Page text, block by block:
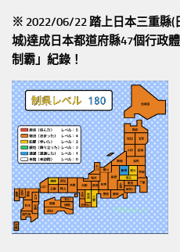
※ 2022/06/22 踏上日本三重縣(
城)達成日本都道府縣47個行政
制霸」紀錄！